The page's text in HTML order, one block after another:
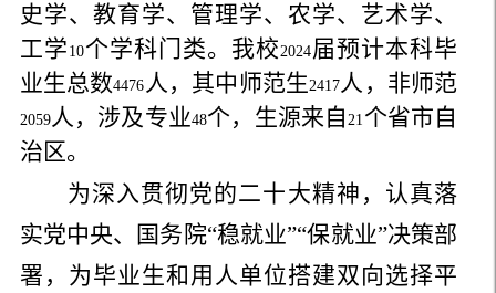
史学、教育学、管理学、农学、艺术学、
工学 10个学科门类。我校2024届预计本科毕
业生总数4476 人，其中师范生2417人，非师范
2059人，涉及专业48个，生源来自21 个省市自
治区。
为深入贯彻党的二十大精神，认真落
实党中央、国务院“稳就业”“保就业”决策部
署，为毕业生和用人单位搭建双向选择平